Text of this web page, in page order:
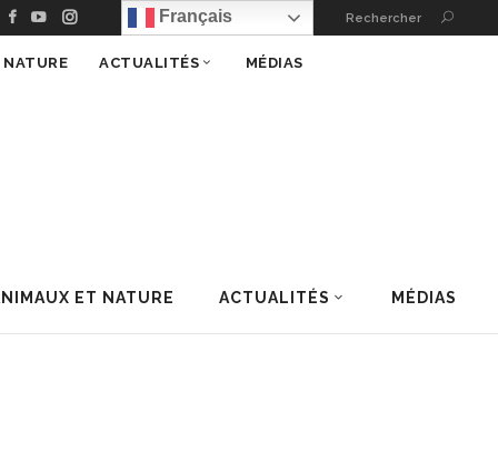
Français Rechercher
ET NATURE ACTUALITÉS MÉDIAS
ACTUALITÉS MÉDIAS